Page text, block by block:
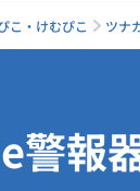
こ・けむぴこ ツナ
警報